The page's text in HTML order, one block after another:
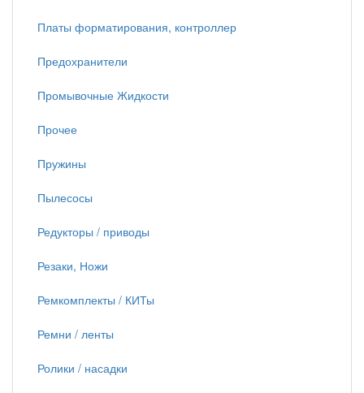
Платы форматирования, контроллер
Предохранители
Промывочные Жидкости
Прочее
Пружины
Пылесосы
Редукторы / приводы
Резаки, Ножи
Ремкомплекты / КИТы
Ремни / ленты
Ролики / насадки